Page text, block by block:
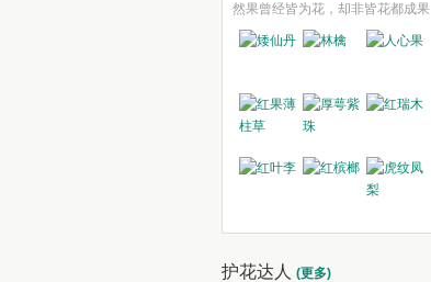
然果曾经皆为花，却非皆花都成果
护花达人 (更多)